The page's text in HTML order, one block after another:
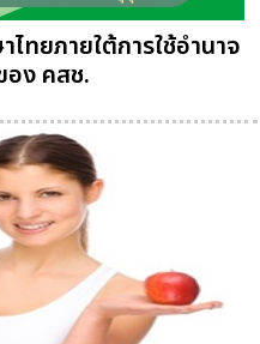
ทยภายใต้การใช้อำนาจ
อง คสช.